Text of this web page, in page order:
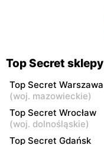
Ciechanów, ul.
Top Secret
Sokołów Podlaski, ul.
22
Top Secret
Radom, ul. Bolesława
Chrobrego 1
Top Secret
Top Secret Warszawa
(woj. mazowieckie)
Top Secret Wrocław
(woj. dolnośląskie)
Top Secret Gdańsk